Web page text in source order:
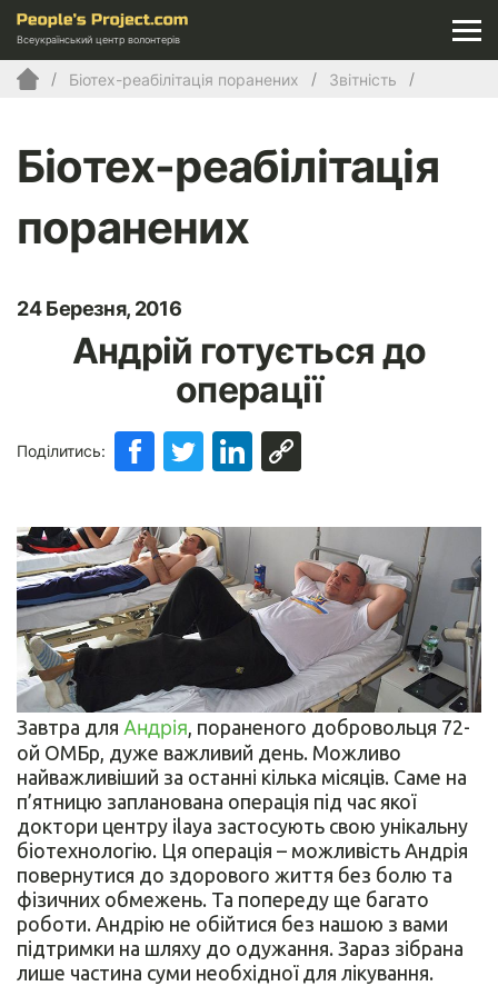
Всеукраїнський центр волонтерів
Біотех-реабілітація поранених Звітність
Біотех-реабілітація
поранених
24 Березня, 2016
Андрій готується до
операції
Поділитись:
Завтра для Андрія, пораненого добровольця 72-
ой ОМБр, дуже важливий день. Можливо
найважливіший за останні кілька місяців. Саме на
п’ятницю запланована операція під час якої
доктори центру ilaya застосують свою унікальну
біотехнологію. Ця операція – можливість Андрія
повернутися до здорового життя без болю та
фізичних обмежень. Та попереду ще багато
роботи. Андрію не обійтися без нашою з вами
підтримки на шляху до одужання. Зараз зібрана
лише частина суми необхідної для лікування.